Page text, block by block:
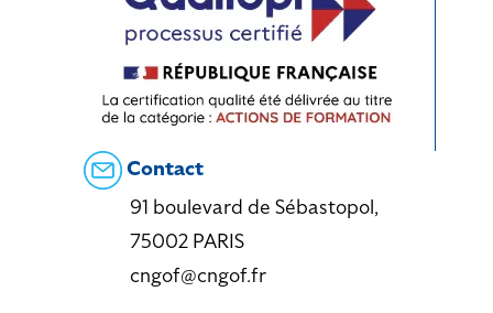
Contact
91 boulevard de Sébastopol,
75002 PARIS
cngof@cngof.fr